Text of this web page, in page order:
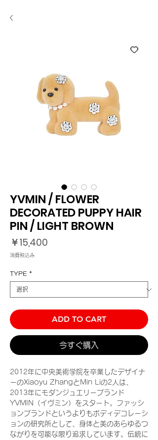
YVMIN / FLOWER
DECORATED PUPPY HAIR
PIN / LIGHT BROWN
￥15,400
消費税込み
TYPE *
ADD TO CART
今すぐ購入
2012年に中央美術学院を卒業したデザイナ
ーのXiaoyu ZhangとMin Liの2人は、
2013年にモダンジュエリーブランド
YVMIN（イヴミン）をスタート。ファッシ
ョンブランドというよりもボディデコレーシ
ョンの研究所として、身体と美のあらゆるつ
ながりを可能な限り追求しています。伝統に